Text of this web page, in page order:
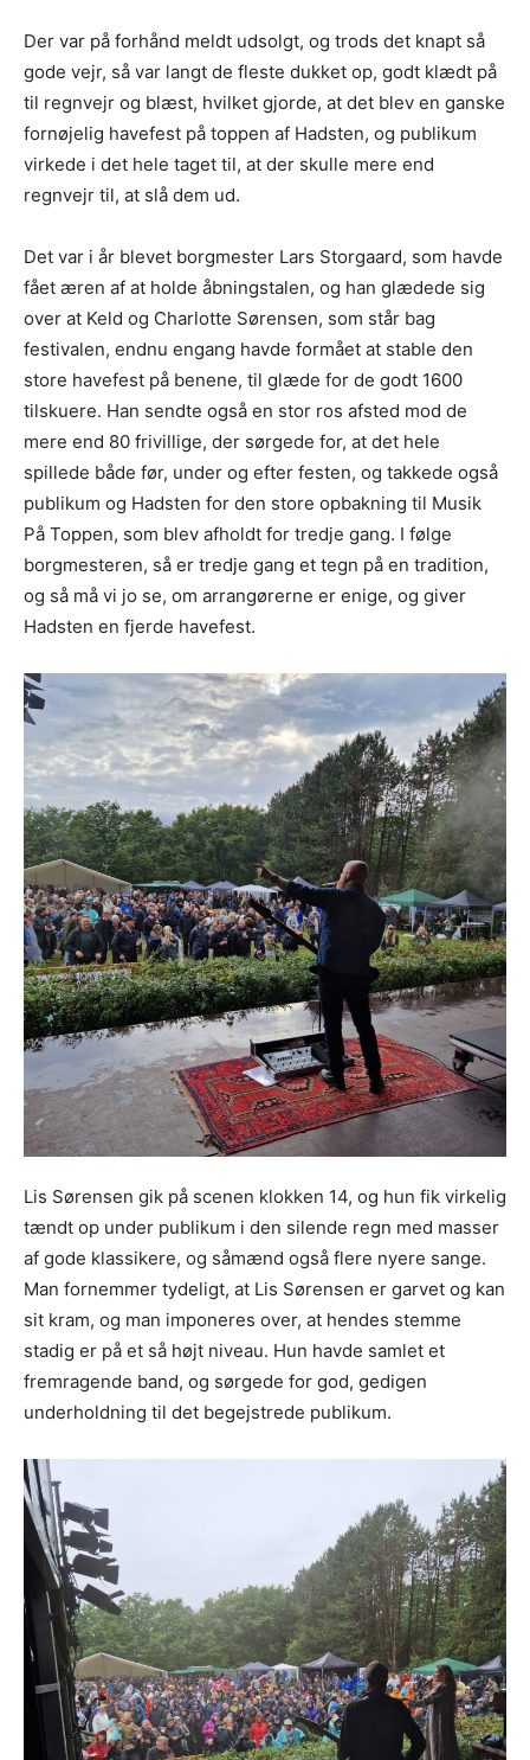
Der var på forhånd meldt udsolgt, og trods det knapt så
gode vejr, så var langt de fleste dukket op, godt klædt på
til regnvejr og blæst, hvilket gjorde, at det blev en ganske
fornøjelig havefest på toppen af Hadsten, og publikum
virkede i det hele taget til, at der skulle mere end
regnvejr til, at slå dem ud.
Det var i år blevet borgmester Lars Storgaard, som havde
fået æren af at holde åbningstalen, og han glædede sig
over at Keld og Charlotte Sørensen, som står bag
festivalen, endnu engang havde formået at stable den
store havefest på benene, til glæde for de godt 1600
tilskuere. Han sendte også en stor ros afsted mod de
mere end 80 frivillige, der sørgede for, at det hele
spillede både før, under og efter festen, og takkede også
publikum og Hadsten for den store opbakning til Musik
På Toppen, som blev afholdt for tredje gang. I følge
borgmesteren, så er tredje gang et tegn på en tradition,
og så må vi jo se, om arrangørerne er enige, og giver
Hadsten en fjerde havefest.
Lis Sørensen gik på scenen klokken 14, og hun fik virkelig
tændt op under publikum i den silende regn med masser
af gode klassikere, og såmænd også flere nyere sange.
Man fornemmer tydeligt, at Lis Sørensen er garvet og kan
sit kram, og man imponeres over, at hendes stemme
stadig er på et så højt niveau. Hun havde samlet et
fremragende band, og sørgede for god, gedigen
underholdning til det begejstrede publikum.